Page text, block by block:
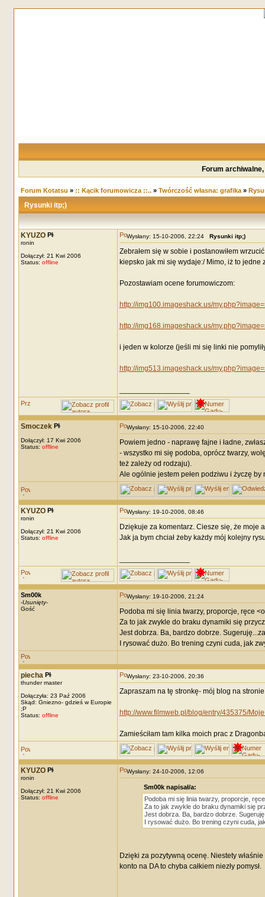
Forum
Forum Kotatsu » :: Kącik forumowicza ::..» Twórczość własna: grafika»
Rysunki itp;)
KYUZO
ronin
Dołączył: 21 Kwi 2006
Status: offline
Wysłany: 15-10-2006, 22:24 Rysunki itp;)
Zebrałem się w sobie i postanowiłem
kiepsko jak mi się wydaje:/ Mimo, iż to
Pozostawiam ocene forumowiczom:
http://img100.imageshack.us/
http://img168.imageshack.us/
i jeden w kolorze (jeśli mi się linki nie
http://img513.imageshack.us/
Smoczek
Dołączył: 17 Kwi 2006
Status: offline
Wysłany: 15-10-2006, 22:40
Powiem jedno - naprawę fajne i ładne,
- wszystko mi się podoba, oprócz twarzy,
też zależy od rodzaju).
Ale ogólnie jestem pełen podziwu i życzę
KYUZO
ronin
Dołączył: 21 Kwi 2006
Status: offline
Wysłany: 19-10-2006, 08:46
Dziękuje za komentarz. Ciesze się, że moje
Jak ja bym chciał żeby każdy mój kolejny
Sm00k
-Usunięty-
Gość
Wysłany: 19-10-2006, 21:24
Podoba mi się linia twarzy, proporcje, ręce
Za to jak zwykle do braku dynamiki się
Jest dobrza. Ba, bardzo dobrze.
I rysować dużo. Bo trening czyni cuda, jak
piecha
thunder master
Dołączyła: 23 Paź 2006
Skąd: Gniezno- gdzieś w Europie
;P
Status: offline
Wysłany: 23-10-2006, 20:36
Zapraszam na tę stronkę- mój blog na
http://www.filmweb.pl/blog/entry/435375/
Zamieściłam tam kilka moich prac z
KYUZO
ronin
Dołączył: 21 Kwi 2006
Status: offline
Wysłany: 24-10-2006, 12:06
Sm00k napisał/a:
Podoba mi się linia twarzy, proporcje,
Za to jak zwykle do braku dynamiki się
Jest dobrza. Ba, bardzo dobrze.
I rysować dużo. Bo trening czyni cuda,
Dzięki za pozytywną ocenę. Niestety
konto na DA to chyba całkiem niezły pomysł.